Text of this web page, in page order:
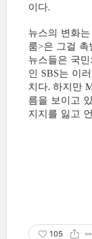
이다.
뉴스의 변화
룸>은 그걸
뉴스들은 국
인 SBS는 이
치다. 하지만
름을 보이고
지지를 잃고
105